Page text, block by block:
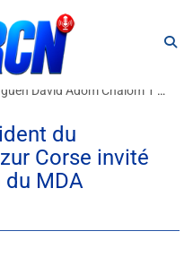
David Adom Chalom 1
du
Corse invité
du MDA